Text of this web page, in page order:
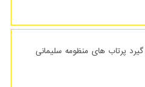
قرار می گیرد پرتاب های منظومه سلیمانی